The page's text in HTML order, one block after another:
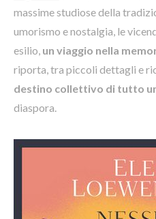
massime studiose della
umorismo e nostalgia, le
esilio, un viaggio nella
riporta, tra piccoli dettagli e
destino collettivo di tutto
diaspora.